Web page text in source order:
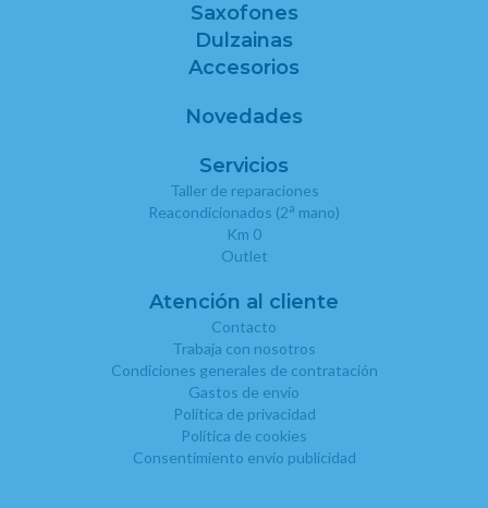
Saxofones
Dulzainas
Accesorios
Novedades
Servicios
Taller de reparaciones
Reacondicionados (2a mano)
Km 0
Outlet
Atención al cliente
Contacto
Trabaja con nosotros
Condiciones generales de contratación
Gastos de envío
Política de privacidad
Política de cookies
Consentimiento envío publicidad